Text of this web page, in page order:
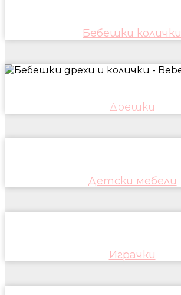
Бебешки колички
Дрешки
Детски мебели
Играчки